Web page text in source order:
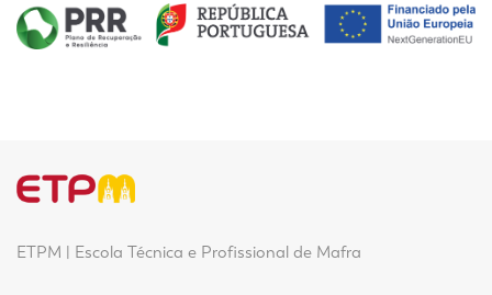
ETPM | Escola Técnica e Profissional de Mafra